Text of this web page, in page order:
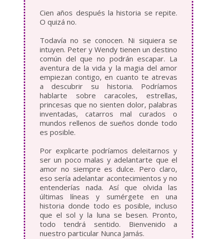
Cien años después la historia se repite.
O quizá no.
Todavía no se conocen. Ni siquiera se
intuyen. Peter y Wendy tienen un destino
común del que no podrán escapar. La
aventura de la vida y la magia del amor
empiezan contigo, en cuanto te atrevas
a descubrir su historia. Podríamos
hablarte sobre caracoles, estrellas,
princesas que no sienten dolor, palabras
inventadas, catarros mal curados o
mundos rellenos de sueños donde todo
es posible.
Por explicarte podríamos deleitarnos y
ser un poco malas y adelantarte que el
amor no siempre es dulce. Pero claro,
eso sería adelantar acontecimientos y no
entenderías nada. Así que olvida las
últimas líneas y sumérgete en una
historia donde todo es posible, incluso
que el sol y la luna se besen. Pronto,
todo tendrá sentido. Bienvenido a
nuestro particular Nunca Jamás.